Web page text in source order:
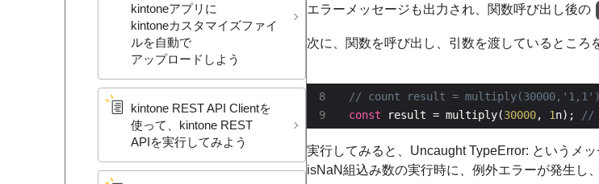
kintoneアプリに​
kintoneカスタマイズファイ
ルを​自動で​
アップロードしよう
kintone REST API Clientを​
使って、​kintone REST
APIを​実行してみよう
エラーメッセージも出力され、関数呼び出し後の
次に、関数を呼び出し、引数を渡しているところ
8
9
const result = multiply(30000, 1n);
実行してみると、Uncaught TypeError: というメッ
isNaN組込み数の実行時に、例外エラーが発生し